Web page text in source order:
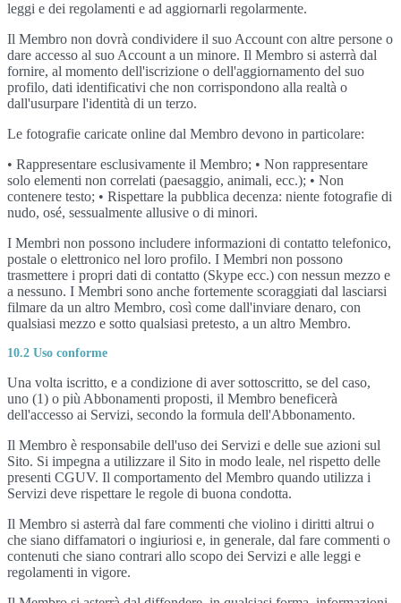
leggi e dei regolamenti e ad aggiornarli regolarmente.
Il Membro non dovrà condividere il suo Account con altre persone o
dare accesso al suo Account a un minore. Il Membro si asterrà dal
fornire, al momento dell'iscrizione o dell'aggiornamento del suo
profilo, dati identificativi che non corrispondono alla realtà o
dall'usurpare l'identità di un terzo.
Le fotografie caricate online dal Membro devono in particolare:
• Rappresentare esclusivamente il Membro; • Non rappresentare
solo elementi non correlati (paesaggio, animali, ecc.); • Non
contenere testo; • Rispettare la pubblica decenza: niente fotografie di
nudo, osé, sessualmente allusive o di minori.
I Membri non possono includere informazioni di contatto telefonico,
postale o elettronico nel loro profilo. I Membri non possono
trasmettere i propri dati di contatto (Skype ecc.) con nessun mezzo e
a nessuno. I Membri sono anche fortemente scoraggiati dal lasciarsi
filmare da un altro Membro, così come dall'inviare denaro, con
qualsiasi mezzo e sotto qualsiasi pretesto, a un altro Membro.
10.2 Uso conforme
Una volta iscritto, e a condizione di aver sottoscritto, se del caso,
uno (1) o più Abbonamenti proposti, il Membro beneficerà
dell'accesso ai Servizi, secondo la formula dell'Abbonamento.
Il Membro è responsabile dell'uso dei Servizi e delle sue azioni sul
Sito. Si impegna a utilizzare il Sito in modo leale, nel rispetto delle
presenti CGUV. Il comportamento del Membro quando utilizza i
Servizi deve rispettare le regole di buona condotta.
Il Membro si asterrà dal fare commenti che violino i diritti altrui o
che siano diffamatori o ingiuriosi e, in generale, dal fare commenti o
contenuti che siano contrari allo scopo dei Servizi e alle leggi e
regolamenti in vigore.